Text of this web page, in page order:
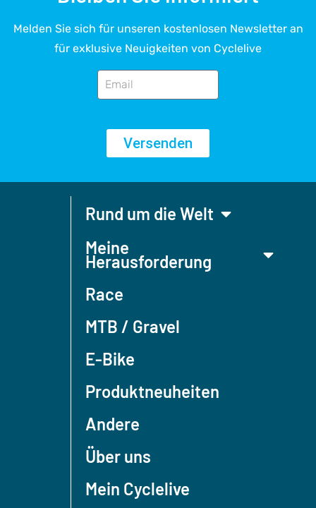
Melden Sie sich für unseren kostenlosen Newsletter an
für exklusive Neuigkeiten von Cyclelive
Versenden
Rund um die Welt
Meine
Herausforderung
Race
MTB / Gravel
E-Bike
Produktneuheiten
Andere
Über uns
Mein Cyclelive